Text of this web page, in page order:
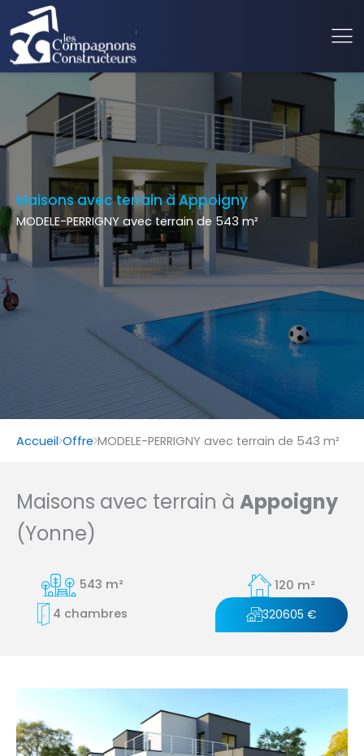
Maisons avec terrain à Appoigny
MODELE-PERRIGNY avec terrain de 543 m²
Accueil Offre MODELE-PERRIGNY avec terrain de 543 m²
Maisons avec terrain à Appoigny
(Yonne)
543 m²
120 m²
4 chambres
320605 €